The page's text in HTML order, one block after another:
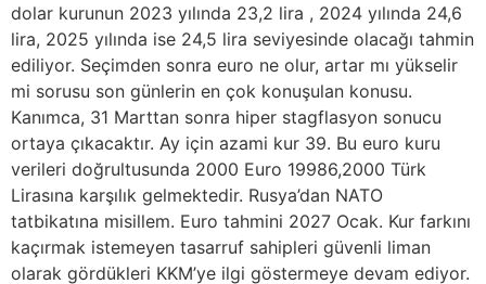
dolar kurunun 2023 yılında 23,2 lira , 2024 yılında 24,6
lira, 2025 yılında ise 24,5 lira seviyesinde olacağı tahmin
ediliyor. Seçimden sonra euro ne olur, artar mı yükselir
mi sorusu son günlerin en çok konuşulan konusu.
Kanımca, 31 Marttan sonra hiper stagflasyon sonucu
ortaya çıkacaktır. Ay için azami kur 39. Bu euro kuru
verileri doğrultusunda 2000 Euro 19986,2000 Türk
Lirasına karşılık gelmektedir. Rusya’dan NATO
tatbikatına misillem. Euro tahmini 2027 Ocak. Kur farkını
kaçırmak istemeyen tasarruf sahipleri güvenli liman
olarak gördükleri KKM’ye ilgi göstermeye devam ediyor.